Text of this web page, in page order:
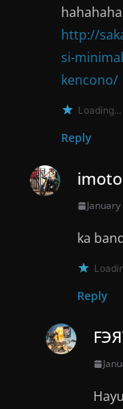
http://
si-
kencono/
Loading...
Reply
ka
Reply